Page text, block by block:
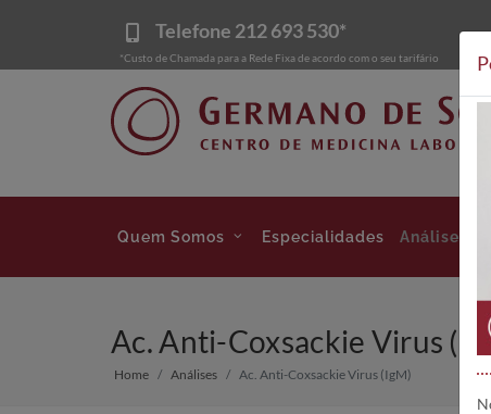
Telefone 212 693 530*
*Custo de Chamada para a Rede Fixa de acordo com o seu tarifário
Quem Somos Especialidades Análises
Ac. Anti-Coxsackie Virus
Home Análises Ac. Anti-Coxsackie Virus (IgM)